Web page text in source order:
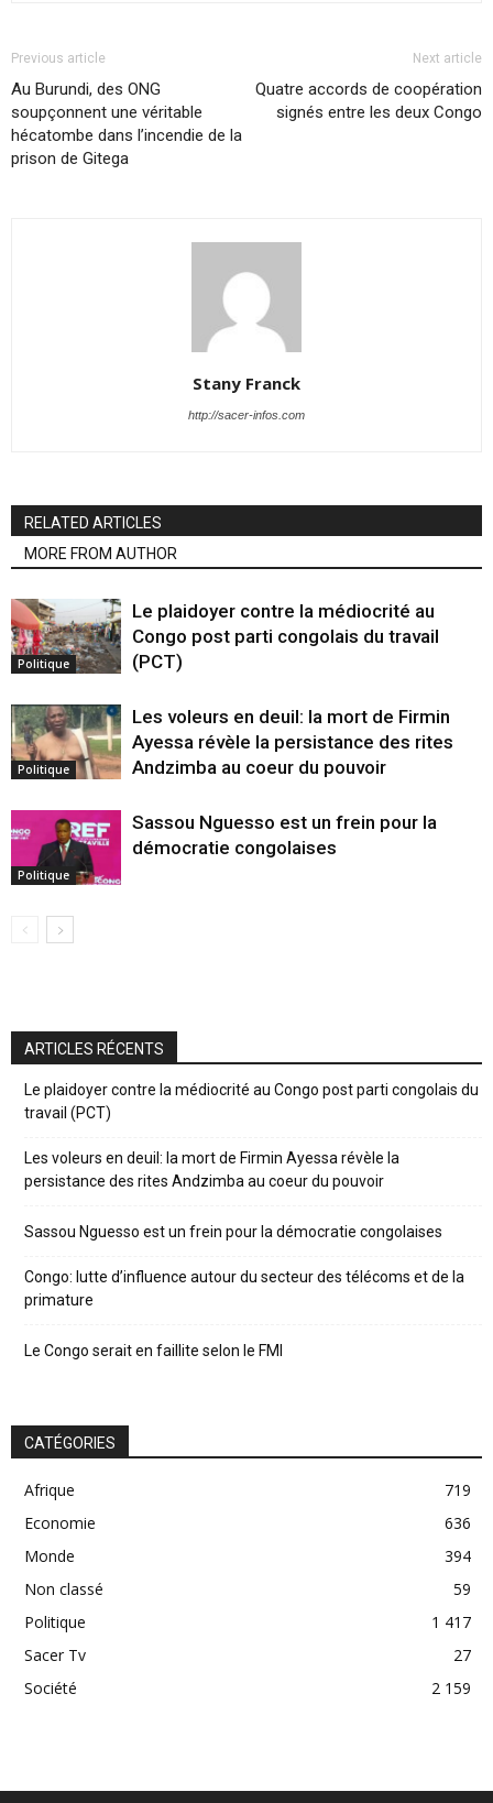
Previous article
Au Burundi, des ONG
soupçonnent une véritable
hécatombe dans l’incendie de la
prison de Gitega
Next article
Quatre accords de coopération
signés entre les deux Congo
Stany Franck
http://sacer-infos.com
RELATED ARTICLES
MORE FROM AUTHOR
Politique
Le plaidoyer contre la médiocrité au
Congo post parti congolais du travail
(PCT)
Politique
Les voleurs en deuil: la mort de Firmin
Ayessa révèle la persistance des rites
Andzimba au coeur du pouvoir
Politique
Sassou Nguesso est un frein pour la
démocratie congolaises
ARTICLES RÉCENTS
Le plaidoyer contre la médiocrité au Congo post parti congolais du
travail (PCT)
Les voleurs en deuil: la mort de Firmin Ayessa révèle la
persistance des rites Andzimba au coeur du pouvoir
Sassou Nguesso est un frein pour la démocratie congolaises
Congo: lutte d’influence autour du secteur des télécoms et de la
primature
Le Congo serait en faillite selon le FMI
CATÉGORIES
Afrique
719
Economie
636
Monde
394
Non classé
59
Politique
1 417
Sacer Tv
27
Société
2 159